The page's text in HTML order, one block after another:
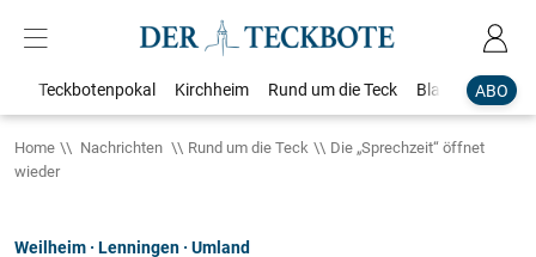
ABO
Teckbotenpokal Kirchheim Rund um die Teck Blaulicht
Home Nachrichten Rund um die Teck
Die „Sprechzeit“ öffnet
wieder
Weilheim · Lenningen · Umland